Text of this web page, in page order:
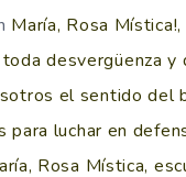
María, Rosa
desvergüenza y
el sentido del
para luchar en
Rosa Mística,